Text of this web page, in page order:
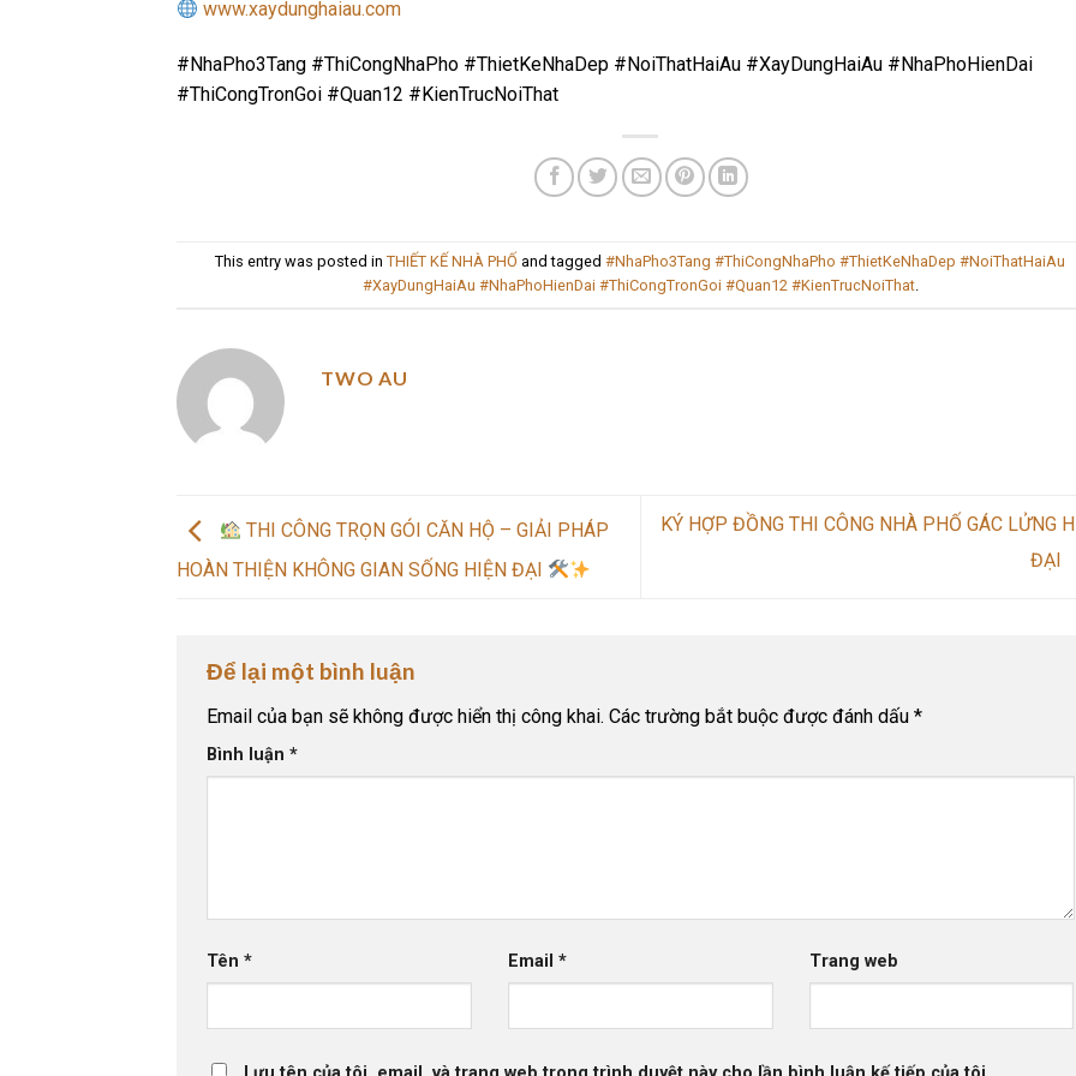
www.xaydunghaiau.com
#NhaPho3Tang #ThiCongNhaPho #ThietKeNhaDep #NoiThatHaiAu #XayDungHaiAu #NhaPhoHienDai
#ThiCongTronGoi #Quan12 #KienTrucNoiThat
This entry was posted inTHIẾT KẾ NHÀ PHỐ and tagged#NhaPho3Tang #ThiCongNhaPho #ThietKeNhaDep #NoiThatHaiAu
#XayDungHaiAu #NhaPhoHienDai #ThiCongTronGoi #Quan12 #KienTrucNoiThat.
TWO AU
THI CÔNG TRỌN GÓI CĂN HỘ – GIẢI PHÁP
HOÀN THIỆN KHÔNG GIAN SỐNG HIỆN ĐẠI
KÝ HỢP ĐỒNG THI CÔNG NHÀ PHỐ GÁC LỬNG
ĐẠI
Để lại một bình luận
Email của bạn sẽ không được hiển thị công khai. Các trường bắt buộc được đánh dấu *
Bình luận *
Tên * Email * Trang web